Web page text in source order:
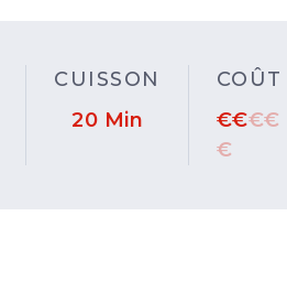
CUISSON
20 Min
COÛT
€€€€
€